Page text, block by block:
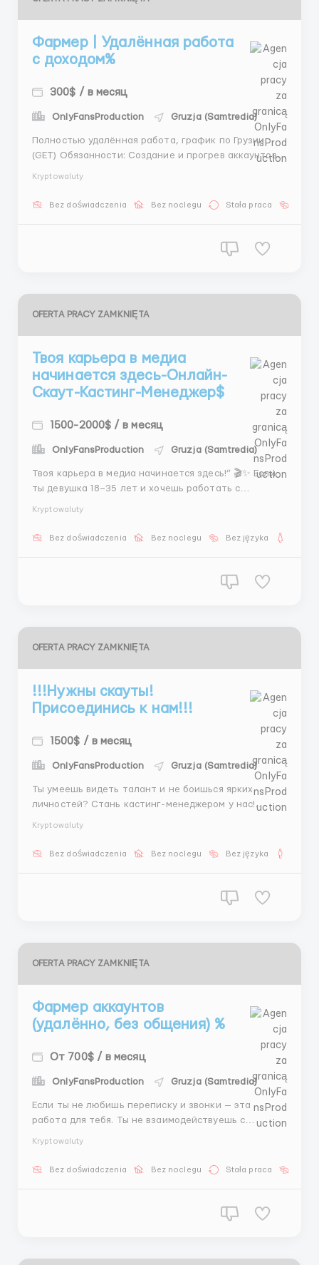
Фармер | Удалённая работа
с доходом%
300$ / в месяц
OnlyFansProduction Gruzja (Samtredia)
Полностью удалённая работа, график по Грузии
(GET) Обязанности: Создание и прогрев аккаунтов
Зарплата: 300$ + бонусы, средний доход 500–700$
Kryptowaluty
Bez doświadczenia Bez noclegu Stała praca
OFERTA PRACY ZAMKNIĘTA
Твоя карьера в медиа
начинается здесь-Онлайн-
Скаут-Кастинг-Менеджер$
1500-2000$ / в месяц
OnlyFansProduction Gruzja (Samtredia)
Твоя карьера в медиа начинается здесь!” 🎬✨ Если
ты девушка 18–35 лет и хочешь работать с
Скаут-Кастинг-Менеджер – это работа полностью
Kryptowaluty
Bez doświadczenia Bez noclegu Bez języka
OFERTA PRACY ZAMKNIĘTA
!!!Нужны скауты!
Присоединись к нам!!!
1500$ / в месяц
OnlyFansProduction Gruzja (Samtredia)
Ты умеешь видеть талант и не боишься ярких
личностей? Стань кастинг-менеджером у нас!
Пиши: @AnastaciaHR9 💖 ...
Kryptowaluty
Bez doświadczenia Bez noclegu Bez języka
OFERTA PRACY ZAMKNIĘTA
Фармер аккаунтов
(удалённо, без общения) %
От 700$ / в месяц
OnlyFansProduction Gruzja (Samtredia)
Если ты не любишь переписку и звонки — эта
работа для тебя. Ты не взаимодействуешь с
кто хочет спокойную работу без лишнего общения.
Kryptowaluty
Bez doświadczenia Bez noclegu Stała praca